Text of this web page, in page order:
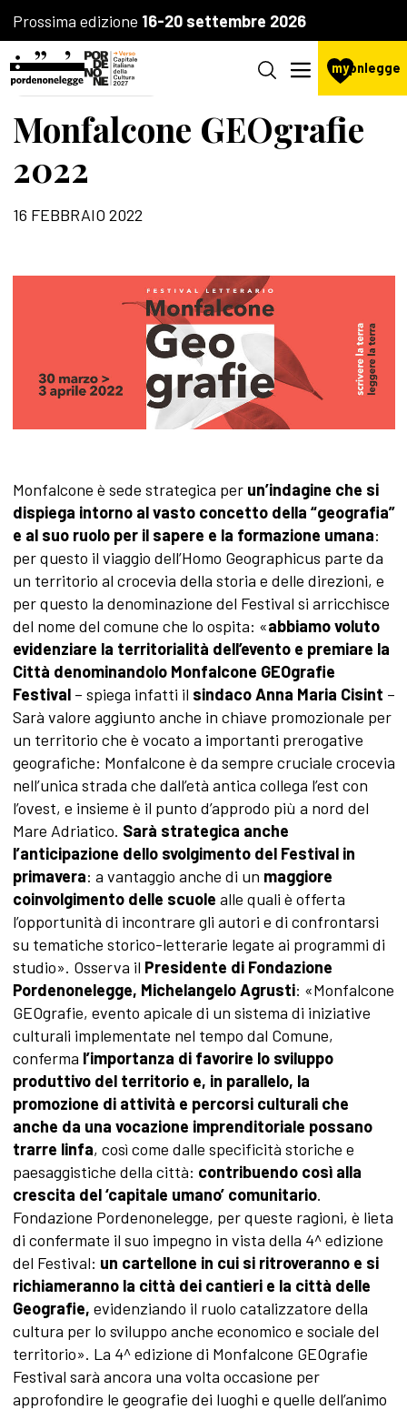
Prossima edizione 16-20 settembre 2026
mypnlegge
AGENZIA CULTURALE
Monfalcone GEOgrafie
2022
16 FEBBRAIO 2022
Monfalcone è sede strategica per un’indagine che si
dispiega intorno al vasto concetto della “geografia”
e al suo ruolo per il sapere e la formazione umana:
per questo il viaggio dell’Homo Geographicus parte da
un territorio al crocevia della storia e delle direzioni, e
per questo la denominazione del Festival si arricchisce
del nome del comune che lo ospita: «abbiamo voluto
evidenziare la territorialità dell’evento e premiare la
Città denominandolo Monfalcone GEOgrafie
Festival– spiega infatti il sindaco Anna Maria Cisint –
Sarà valore aggiunto anche in chiave promozionale per
un territorio che è vocato a importanti prerogative
geografiche: Monfalcone è da sempre cruciale crocevia
nell’unica strada che dall’età antica collega l’est con
l’ovest, e insieme è il punto d’approdo più a nord del
Mare Adriatico. Sarà strategica anche
l’anticipazione dello svolgimento del Festival in
primavera: a vantaggio anche di un maggiore
coinvolgimento delle scuole alle quali è offerta
l’opportunità di incontrare gli autori e di confrontarsi
su tematiche storico-letterarie legate ai programmi di
studio». Osserva il Presidente di Fondazione
Pordenonelegge, Michelangelo Agrusti: «Monfalcone
GEOgrafie, evento apicale di un sistema di iniziative
culturali implementate nel tempo dal Comune,
conferma l’importanza di favorire lo sviluppo
produttivo del territorio e, in parallelo, la
promozione di attività e percorsi culturali che
anche da una vocazione imprenditoriale possano
trarre linfa, così come dalle specificità storiche e
paesaggistiche della città: contribuendo così alla
crescita del ‘capitale umano’ comunitario.
Fondazione Pordenonelegge, per queste ragioni, è lieta
di confermate il suo impegno in vista della 4^ edizione
del Festival: un cartellone in cui si ritroveranno e si
richiameranno la città dei cantieri e la città delle
Geografie, evidenziando il ruolo catalizzatore della
cultura per lo sviluppo anche economico e sociale del
territorio». La 4^ edizione di Monfalcone GEOgrafie
Festival sarà ancora una volta occasione per
approfondire le geografie dei luoghi e quelle dell’animo